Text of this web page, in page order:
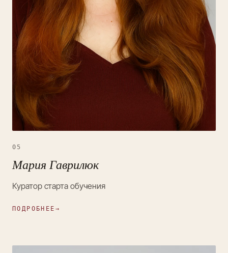
05
Мария Гаврилюк
Куратор старта обучения
ПОДРОБНЕЕ →